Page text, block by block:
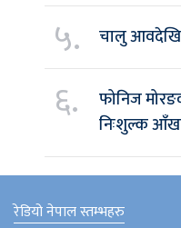
५. चालु आवदेखि
६.
फोनिज
निःशुल्क
रेडियो नेपाल स्तम्भहरु